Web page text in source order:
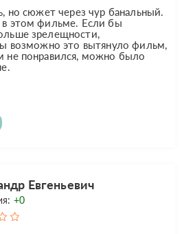
но сюжет через чур банальный.
этом фильме. Если бы
зрелещности,
возможно это вытянуло фильм,
понравился, можно было
Евгеньевич
+0